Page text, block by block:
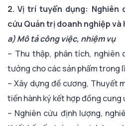
2. Vị trí tuyển dụng: Nghiên
cứu Quản trị doanh nghiệp và
a) Mô tả công việc, nhiệm vụ
– Thu thập, phân tích,
tưởng cho các sản phẩm trong
– Xây dựng đề cương, Thuyết
tiến hành ký kết hợp đồng cung
– Nghiên cứu định lượng,